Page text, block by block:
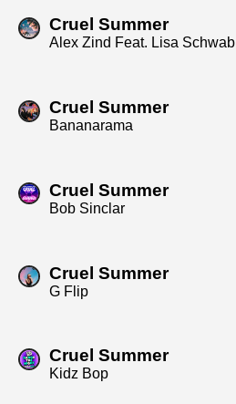
Cruel Summer
Alex Zind Feat. Lisa Schwab
Cruel Summer
Bananarama
Cruel Summer
Bob Sinclar
Cruel Summer
G Flip
Cruel Summer
Kidz Bop